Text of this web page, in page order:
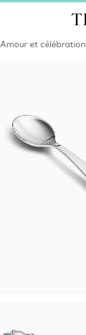
Amour et célébration